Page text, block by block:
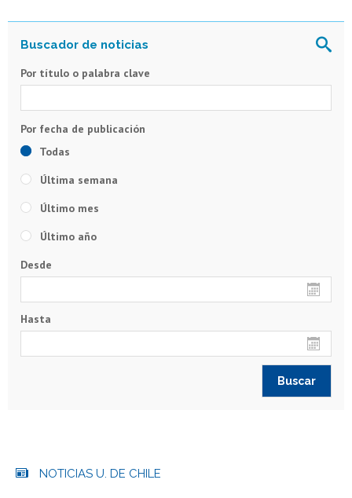
Por título o palabra clave
Todas
Última semana
Último mes
Último año
Desde
Hasta
NOTICIAS U. DE CHILE